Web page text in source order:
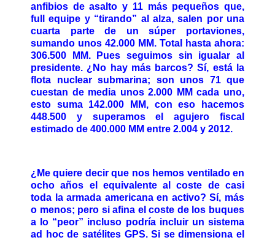
anfibios de asalto y 11 más pequeños que,
full equipe y “tirando” al alza, salen por una
cuarta parte de un súper portaviones,
sumando unos 42.000 MM. Total hasta ahora:
306.500 MM. Pues seguimos sin igualar al
presidente. ¿No hay más barcos? Sí, está la
flota nuclear submarina; son unos 71 que
cuestan de media unos 2.000 MM cada uno,
esto suma 142.000 MM, con eso hacemos
448.500 y superamos el agujero fiscal
estimado de 400.000 MM entre 2.004 y 2012.
¿Me quiere decir que nos hemos ventilado en
ocho años el equivalente al coste de casi
toda la armada americana en activo? Sí, más
o menos; pero si afina el coste de los buques
a lo “peor” incluso podría incluir un sistema
ad hoc de satélites GPS. Si se dimensiona el